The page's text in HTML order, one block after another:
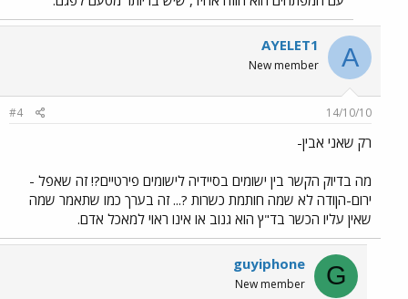
A
AYELET1
New member
14/10/10
#4
רק שאני אבין-
מה בדיוק הקשר בין ישומים בסיידיה לישומים פירטיים?! זה שאפל -
ירום-הןודה לא שמה חותמת כשרות ?... זה בערך כמו שתאמר שמה
שאין עליו הכשר בד"ץ הוא גנוב או אינו ראוי למאכל אדם.
G
guyiphone
New member